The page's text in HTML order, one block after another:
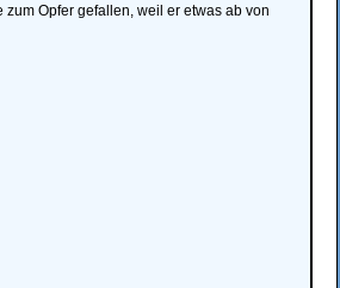
Opfer gefallen, weil er etwas ab von